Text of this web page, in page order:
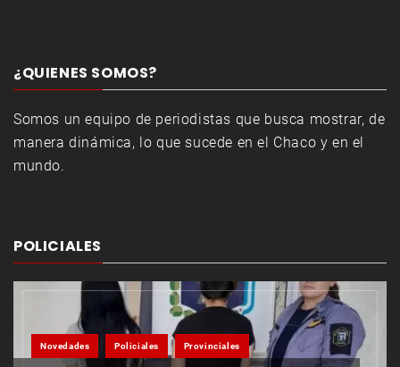
¿QUIENES SOMOS?
Somos un equipo de periodistas que busca mostrar, de
manera dinámica, lo que sucede en el Chaco y en el
mundo.
POLICIALES
Novedades Policiales Provinciales